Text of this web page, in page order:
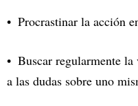
Procrastinar la acción
Buscar regularmente
a las dudas sobre uno